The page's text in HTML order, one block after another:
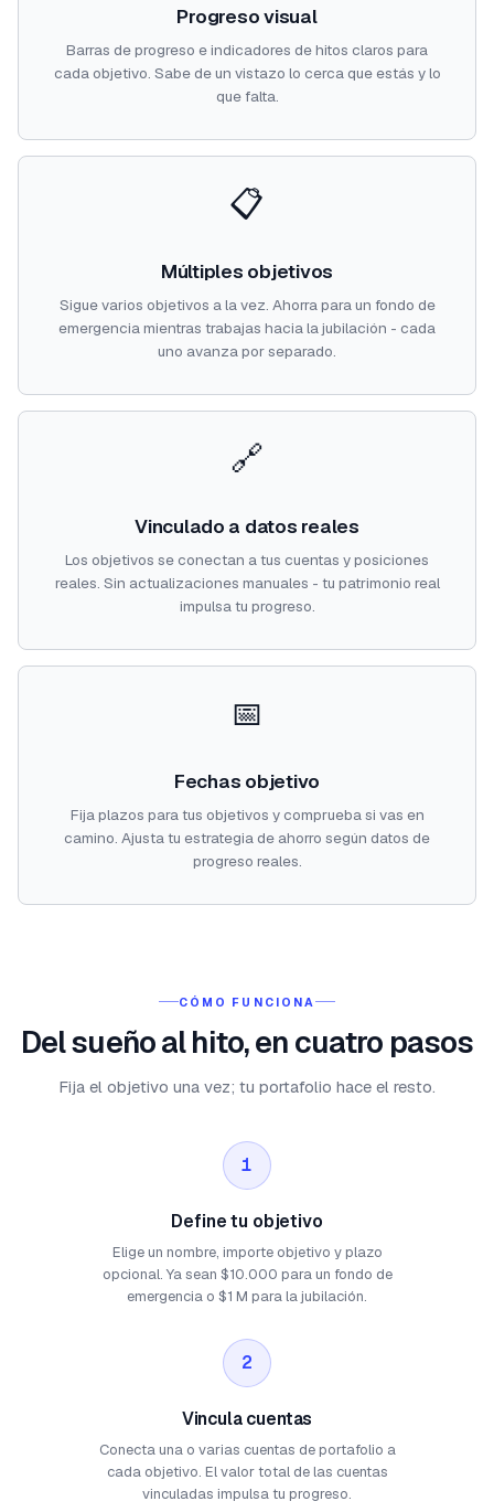
Progreso visual
Barras de progreso e indicadores de hitos claros para
cada objetivo. Sabe de un vistazo lo cerca que estás y lo
que falta.
📋
Múltiples objetivos
Sigue varios objetivos a la vez. Ahorra para un fondo de
emergencia mientras trabajas hacia la jubilación - cada
uno avanza por separado.
🔗
Vinculado a datos reales
Los objetivos se conectan a tus cuentas y posiciones
reales. Sin actualizaciones manuales - tu patrimonio real
impulsa tu progreso.
📅
Fechas objetivo
Fija plazos para tus objetivos y comprueba si vas en
camino. Ajusta tu estrategia de ahorro según datos de
progreso reales.
CÓMO FUNCIONA
Del sueño al hito, en cuatro pasos
Fija el objetivo una vez; tu portafolio hace el resto.
1
Define tu objetivo
Elige un nombre, importe objetivo y plazo
opcional. Ya sean $10.000 para un fondo de
emergencia o $1 M para la jubilación.
2
Vincula cuentas
Conecta una o varias cuentas de portafolio a
cada objetivo. El valor total de las cuentas
vinculadas impulsa tu progreso.